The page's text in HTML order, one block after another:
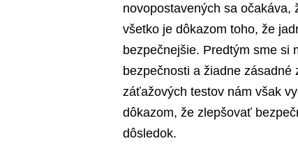
novopostavených sa
všetko je dôkazom toho, že
bezpečnejšie. Predtým sme si
bezpečnosti a žiadne
záťažových testov nám však
dôkazom, že zlepšovať
dôsledok.